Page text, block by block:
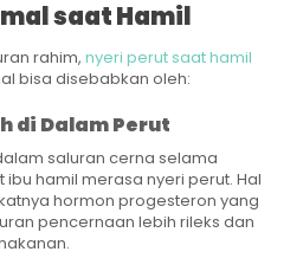
saat Hamil
rahim, nyeri perut saat hamil
bisa disebabkan oleh:
di Dalam Perut
saluran cerna selama
hamil merasa nyeri perut. Hal
hormon progesteron yang
pencernaan lebih rileks dan